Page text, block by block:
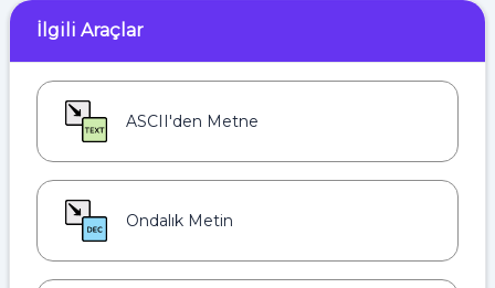
İlgili Araçlar
ASCII'den Metne
Ondalık Metin